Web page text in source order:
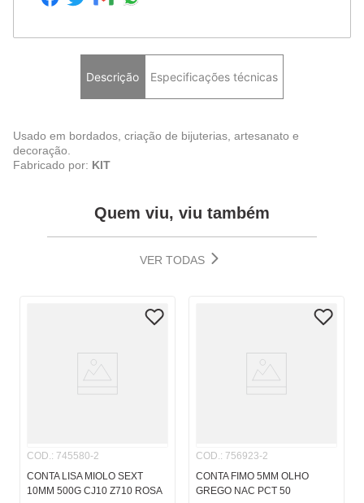
Descrição Especificações técnicas
Usado em bordados, criação de bijuterias, artesanato e
decoração.
Fabricado por: KIT
Quem viu, viu também
VER TODAS
COD.: 745580-2
CONTA LISA MIOLO SEXT
10MM 500G CJ10 Z710 ROSA
COD.: 756923-2
CONTA FIMO 5MM OLHO
GREGO NAC PCT 50